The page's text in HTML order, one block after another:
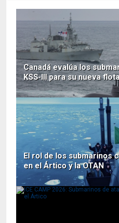
Canadá evalúa los
KSS-III para su nueva
El rol de los submarinos
en el Ártico y la OTAN